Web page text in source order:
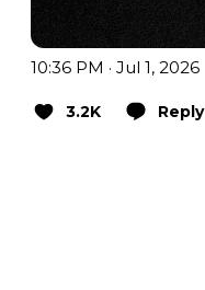
10:36 PM · Jul 1, 2026
3.2K Reply